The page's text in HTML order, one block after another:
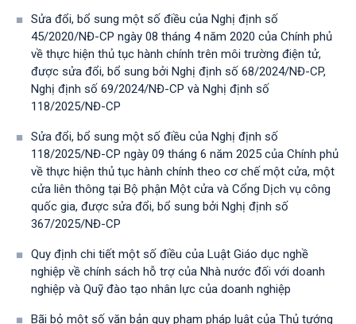
Sửa đổi, bổ sung một số điều của Nghị định số
45/2020/NĐ-CP ngày 08 tháng 4 năm 2020 của Chính phủ
về thực hiện thủ tục hành chính trên môi trường điện tử,
được sửa đổi, bổ sung bởi Nghị định số 68/2024/NĐ-CP,
Nghị định số 69/2024/NĐ-CP và Nghị định số
118/2025/NĐ-СР
Sửa đổi, bổ sung một số điều của Nghị định số
118/2025/NĐ-CP ngày 09 tháng 6 năm 2025 của Chính phủ
về thực hiện thủ tục hành chính theo cơ chế một cửa, một
cửa liên thông tại Bộ phận Một cửa và Cổng Dịch vụ công
quốc gia, được sửa đổi, bổ sung bởi Nghị định số
367/2025/NĐ-СР
Quy định chi tiết một số điều của Luật Giáo dục nghề
nghiệp về chính sách hỗ trợ của Nhà nước đối với doanh
nghiệp và Quỹ đào tạo nhân lực của doanh nghiệp
Bãi bỏ một số văn bản quy phạm pháp luật của Thủ tướng